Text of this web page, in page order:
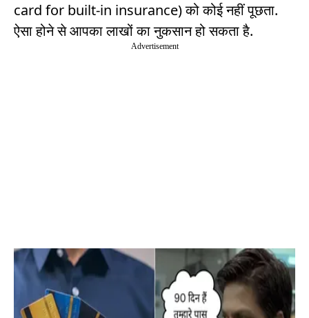
card for built-in insurance) को कोई नहीं पूछता.
ऐसा होने से आपका लाखों का नुकसान हो सकता है.
Advertisement